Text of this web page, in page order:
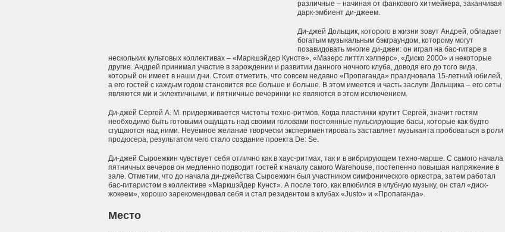
различные – начиная от фанкового хитмейкера, заканчивая
дарк-эмбиент ди-джеем.
Ди-джей Дольщик, которого в жизни зовут Андрей, обладает
богатым музыкальным бэкграундом, которому могут
позавидовать многие ди-джеи: он играл на бас-гитаре в
нескольких культовых коллективах – «Маркшэйдер Кунсте», «Мазерс литтл хэлперс», «Диско 2000» и некоторые
другие. Андрей принимал участие в зарождении и развитии данного ночного клуба, доводя его до того вида,
который он имеет в наши дни. Стоит отметить, что совсем недавно «Пропаганда» праздновала 15-летний юбилей,
а его гостей с каждым годом становится все больше и больше. В этом имеется и часть заслуги Дольщика – его сеты
являются ми и эклектичными, и пятничные вечеринки не являются в этом исключением.
Ди-джей Сергей А. М. придерживается чистоты техно-ритмов. Когда пластинки крутит Сергей, значит гостям
необходимо быть готовыми ощущать над своими головами постоянные пульсирующие басы, которые как будто
сгущаются над ними. Неуёмное желание творчески экспериментировать заставляет музыканта пробоваться в роли
продюсера, результатом чего стало создание проекта De: Se.
Ди-джей Сыроежкин чувствует себя отлично как в хаус-ритмах, так и в вибрирующем техно-марше. С самого начала
пятничных вечеров он медленно подводит гостей к началу самого Warehouse, постепенно повышая напряжение в
зале. Отметим, что до начала ди-джейства Сыроежкин был участником симфонического оркестра, затем работал
бас-гитаристом в коллективе «Маркшэйдер Кунст». А после того, как влюбился в клубную музыку, он стал «диск-
жокеем», хорошо зарекомендовал себя и стал резидентом в клубах «Justo» и «Пропаганда».
Место